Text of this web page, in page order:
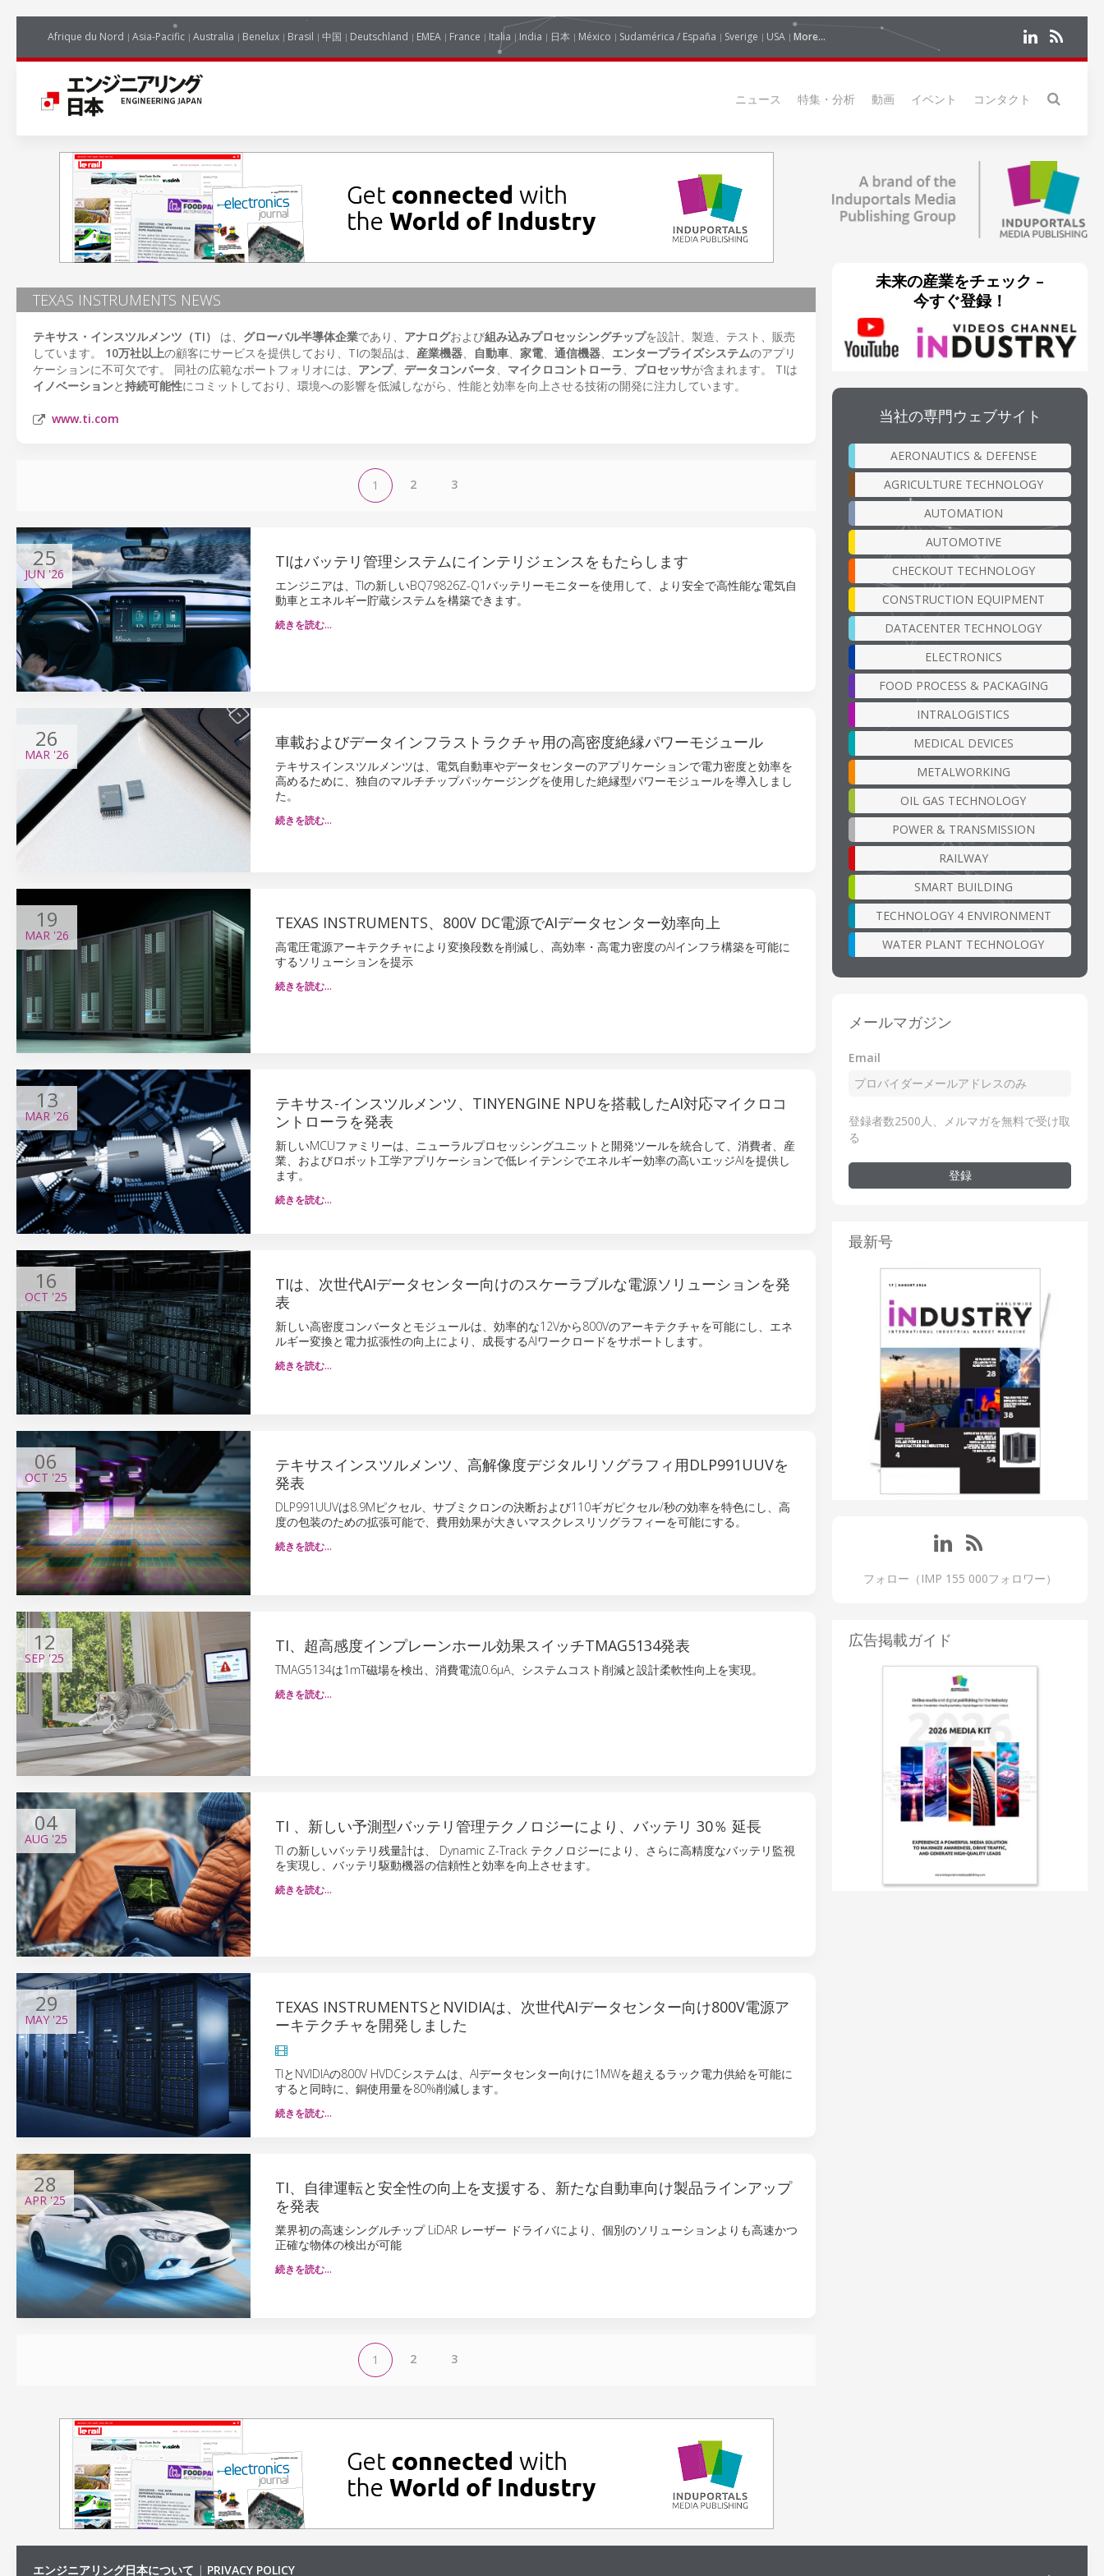
Afrique du Nord Asia-Pacific Australia Benelux Brasil 中国 Deutschland EMEA France Italia India 日本 México Sudamérica / España Sverige USA More...
ニュース 特集・分析 動画 イベント コンタクト
TEXAS INSTRUMENTS NEWS
テキサス・インスツルメンツ（TI） は、 グローバル半導体企業であり、 アナログおよび組み込みプロセッシングチップを設計、製造、テスト、販売
しています。 10万社以上の顧客にサービスを提供しており、TIの製品は、 産業機器、 自動車、 家電、 通信機器、 エンタープライズシステムのアプリ
ケーションに不可欠です。 同社の広範なポートフォリオには、 アンプ、 データコンバータ、 マイクロコントローラ、 プロセッサが含まれます。 TIは
イノベーションと持続可能性にコミットしており、環境への影響を低減しながら、性能と効率を向上させる技術の開発に注力しています。
www.ti.com
1 2 3
25
JUN '26
TIはバッテリ管理システムにインテリジェンスをもたらします
エンジニアは、TIの新しいBQ79826Z-Q1バッテリーモニターを使用して、より安全で高性能な電気自
動車とエネルギー貯蔵システムを構築できます。
続きを読む…
26
MAR '26
車載およびデータインフラストラクチャ用の高密度絶縁パワーモジュール
テキサスインスツルメンツは、電気自動車やデータセンターのアプリケーションで電力密度と効率を
高めるために、独自のマルチチップパッケージングを使用した絶縁型パワーモジュールを導入しまし
た。
続きを読む…
19
MAR '26
TEXAS INSTRUMENTS、800V DC電源でAIデータセンター効率向上
高電圧電源アーキテクチャにより変換段数を削減し、高効率・高電力密度のAIインフラ構築を可能に
するソリューションを提示
続きを読む…
13
MAR'26
テキサス-インスツルメンツ、TINYENGINE NPUを搭載したAI対応マイクロコ
ントローラを発表
新しいMCUファミリーは、ニューラルプロセッシングユニットと開発ツールを統合して、消費者、産
業、およびロボット工学アプリケーションで低レイテンシでエネルギー効率の高いエッジAIを提供し
ます。
続きを読む…
16
OCT '25
TIは、次世代AIデータセンター向けのスケーラブルな電源ソリューションを発
表
新しい高密度コンバータとモジュールは、効率的な12Vから800Vのアーキテクチャを可能にし、エネ
ルギー変換と電力拡張性の向上により、成長するAIワークロードをサポートします。
続きを読む…
06
OCT '25
テキサスインスツルメンツ、高解像度デジタルリソグラフィ用DLP991UUVを
発表
DLP991UUVは8.9Mピクセル、サブミクロンの決断および110ギガピクセル/秒の効率を特色にし、高
度の包装のための拡張可能で、費用効果が大きいマスクレスリソグラフィーを可能にする。
続きを読む…
12
SEP '25
TI、超高感度インプレーンホール効果スイッチTMAG5134発表
TMAG5134は1mT磁場を検出、消費電流0.6µA、システムコスト削減と設計柔軟性向上を実現。
続きを読む…
04
AUG '25
TI 、新しい予測型バッテリ管理テクノロジーにより、バッテリ 30％ 延長
TI の新しいバッテリ残量計は、 Dynamic Z-Track テクノロジーにより、さらに高精度なバッテリ監視
を実現し、バッテリ駆動機器の信頼性と効率を向上させます。
続きを読む…
29
MAY '25
TEXAS INSTRUMENTSとNVIDIAは、次世代AIデータセンター向け800V電源ア
ーキテクチャを開発しました
TIとNVIDIAの800V HVDCシステムは、AIデータセンター向けに1MWを超えるラック電力供給を可能に
すると同時に、銅使用量を80%削減します。
続きを読む…
28
APR'25
TI、自律運転と安全性の向上を支援する、新たな自動車向け製品ラインアップ
を発表
業界初の高速シングルチップ LiDAR レーザー ドライバにより、個別のソリューションよりも高速かつ
正確な物体の検出が可能
続きを読む…
1 2 3
未来の産業をチェック –
今すぐ登録！
当社の専門ウェブサイト
AERONAUTICS & DEFENSE
AGRICULTURE TECHNOLOGY
AUTOMATION
AUTOMOTIVE
CHECKOUT TECHNOLOGY
CONSTRUCTION EQUIPMENT
DATACENTER TECHNOLOGY
ELECTRONICS
FOOD PROCESS & PACKAGING
INTRALOGISTICS
MEDICAL DEVICES
METALWORKING
OIL GAS TECHNOLOGY
POWER & TRANSMISSION
RAILWAY
SMART BUILDING
TECHNOLOGY 4 ENVIRONMENT
WATER PLANT TECHNOLOGY
メールマガジン
Email
登録者数2500人、メルマガを無料で受け取
る
登録
最新号
フォロー（IMP 155 000フォロワー）
広告掲載ガイド
エンジニアリング日本について | PRIVACY POLICY